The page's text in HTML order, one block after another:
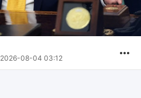
2026-08-04 03:12